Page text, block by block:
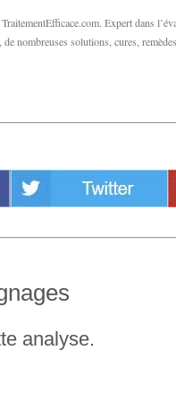
Expert dans
nombreuses solutions, cures,
analyse.